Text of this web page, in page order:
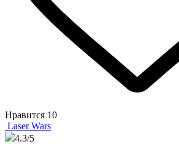
Нравится 10
Laser Wars
4.3/5